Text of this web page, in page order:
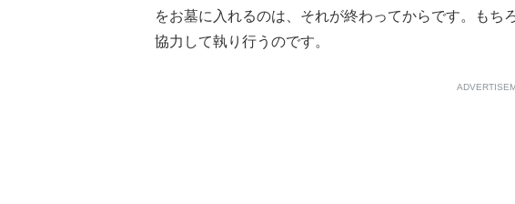
をお墓に入れるのは、それが終わってからです。も
協力して執り行うのです。